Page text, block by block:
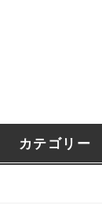
カテゴリー